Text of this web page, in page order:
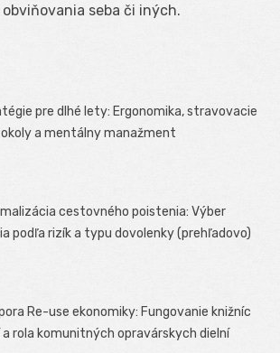
obviňovania seba či iných.
pre dlhé lety: Ergonomika, stravovacie
a mentálny manažment
cestovného poistenia: Výber
podľa rizík a typu dovolenky (prehľadovo)
Re-use ekonomiky: Fungovanie knižníc
rola komunitných opravárskych dielní